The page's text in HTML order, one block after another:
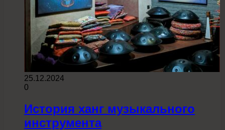
25.12.2024
0
История ханг музыкального
инструмента